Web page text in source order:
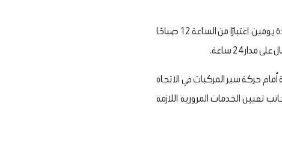
وبحسب بيان المحافظة، يستلزم تنفيذ الأعمال إجراء غلق جزئي لمطلع كوبري 15 مايو بالاتجاه المشار إليه لمدة يومين، اعتبارًا من الساعة 12 صباحًا
أمام حركة سير المركبات في الاتجاه
تعيين الخدمات المرورية اللازمة